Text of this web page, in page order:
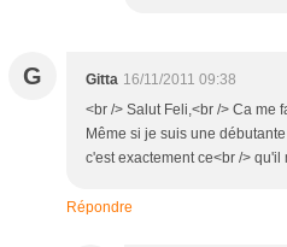
G Gitta 16/11/2011 09:38
<br /> Salut Feli,<br /> Ca me
Même si je suis une
c'est exactement ce<br /> qu'il
Répondre